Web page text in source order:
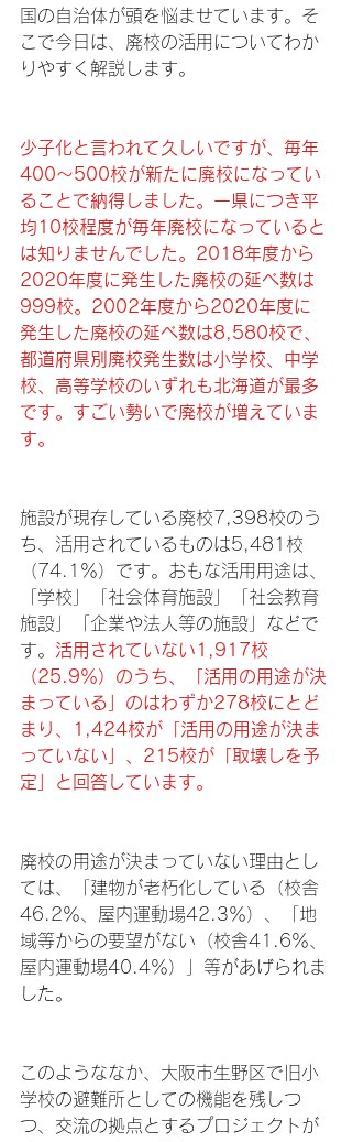
国の自治体が頭を悩ませています。そ
こで今日は、廃校の活用についてわか
りやすく解説します。
少子化と言われて久しいですが、毎年
400～500校が新たに廃校になってい
ることで納得しました。一県につき平
均10校程度が毎年廃校になっていると
は知りませんでした。2018年度から
2020年度に発生した廃校の延べ数は
999校。2002年度から2020年度に
発生した廃校の延べ数は8,580校で、
都道府県別廃校発生数は小学校、中学
校、高等学校のいずれも北海道が最多
です。すごい勢いで廃校が増えていま
す。
施設が現存している廃校7,398校のう
ち、活用されているものは5,481校
（74.1％）です。おもな活用用途は、
「学校」「社会体育施設」「社会教育
施設」「企業や法人等の施設」などで
す。 活用されていない1,917校
（25.9％）のうち、「活用の用途が決
まっている」のはわずか278校にとど
まり、1,424校が「活用の用途が決ま
っていない」、215校が「取壊しを予
定」と回答しています。
廃校の用途が決まっていない理由とし
ては、「建物が老朽化している（校舎
46.2％、屋内運動場42.3％）、「地
域等からの要望がない（校舎41.6％、
屋内運動場40.4％）」等があげられま
した。
このようななか、大阪市生野区で旧小
学校の避難所としての機能を残しつ
つ、交流の拠点とするプロジェクトが